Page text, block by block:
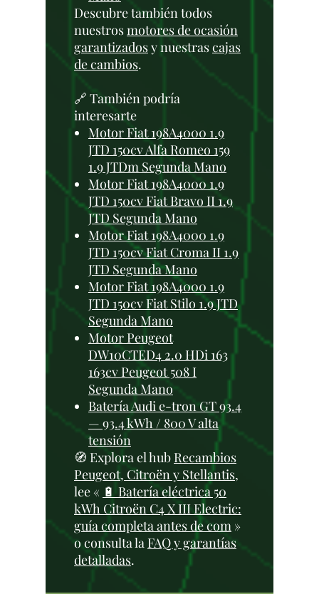
Descubre también todos
nuestrosmotores de ocasión
garantizadosy nuestrascajas
de cambios.
🔗 También podría
interesarte
Motor Fiat 198A4000 1.9
JTD 150cv Alfa Romeo 159
1.9 JTDm Segunda Mano
Motor Fiat 198A4000 1.9
JTD 150cv Fiat Bravo II 1.9
JTD Segunda Mano
Motor Fiat 198A4000 1.9
JTD 150cv Fiat Croma II 1.9
JTD Segunda Mano
Motor Fiat 198A4000 1.9
JTD 150cv Fiat Stilo 1.9 JTD
Segunda Mano
Motor Peugeot
DW10CTED4 2.0 HDi 163
163cv Peugeot 508 I
Segunda Mano
Batería Audi e-tron GT 93.4
— 93.4 kWh / 800 V alta
tensión
🧭 Explora el hub Recambios
Peugeot, Citroën y Stellantis,
lee « 🔋 Batería eléctrica 50
kWh Citroën C4 X III Electric:
guía completa antes de com »
o consulta la FAQ y garantías
detalladas.